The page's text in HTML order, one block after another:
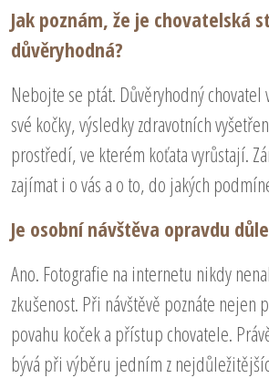
Jak poznám, že je chovatelská
důvěryhodná?
Nebojte se ptát. Důvěryhodný chovatel
své kočky, výsledky zdravotních
prostředí, ve kterém koťata vyrůstají.
zajímat i o vás a o to, do jakých
Je osobní návštěva opravdu
Ano. Fotografie na internetu nikdy
zkušenost. Při návštěvě poznáte nejen
povahu koček a přístup chovatele.
bývá při výběru jedním z